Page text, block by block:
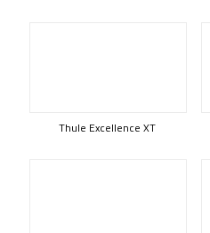
Thule Excellence XT